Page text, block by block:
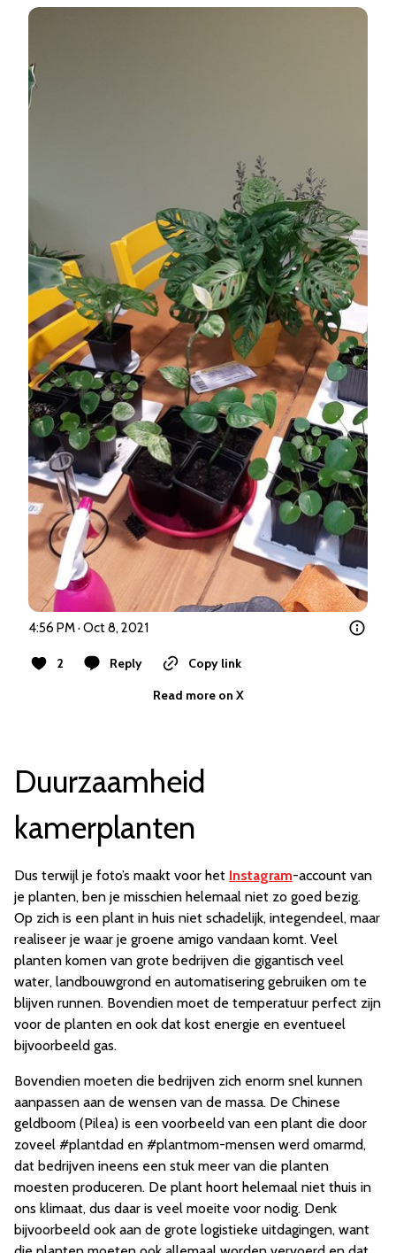
4:56 PM · Oct 8, 2021
2 Reply
Copy link
Read more on X
Duurzaamheid
kamerplanten
Dus terwijl je foto’s maakt voor het Instagram-account van
je planten, ben je misschien helemaal niet zo goed bezig.
Op zich is een plant in huis niet schadelijk, integendeel, maar
realiseer je waar je groene amigo vandaan komt. Veel
planten komen van grote bedrijven die gigantisch veel
water, landbouwgrond en automatisering gebruiken om te
blijven runnen. Bovendien moet de temperatuur perfect zijn
voor de planten en ook dat kost energie en eventueel
bijvoorbeeld gas.
Bovendien moeten die bedrijven zich enorm snel kunnen
aanpassen aan de wensen van de massa. De Chinese
geldboom (Pilea) is een voorbeeld van een plant die door
zoveel #plantdad en #plantmom-mensen werd omarmd,
dat bedrijven ineens een stuk meer van die planten
moesten produceren. De plant hoort helemaal niet thuis in
ons klimaat, dus daar is veel moeite voor nodig. Denk
bijvoorbeeld ook aan de grote logistieke uitdagingen, want